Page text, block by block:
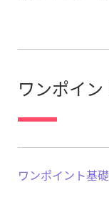
ワンポイ
ワンポイント基